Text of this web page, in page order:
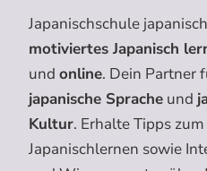
Japanischschule
motiviertes Japanisch
und online. Dein Partner
japanische Spracheund
Kultur. Erhalte Tipps zum
Japanischlernen sowie